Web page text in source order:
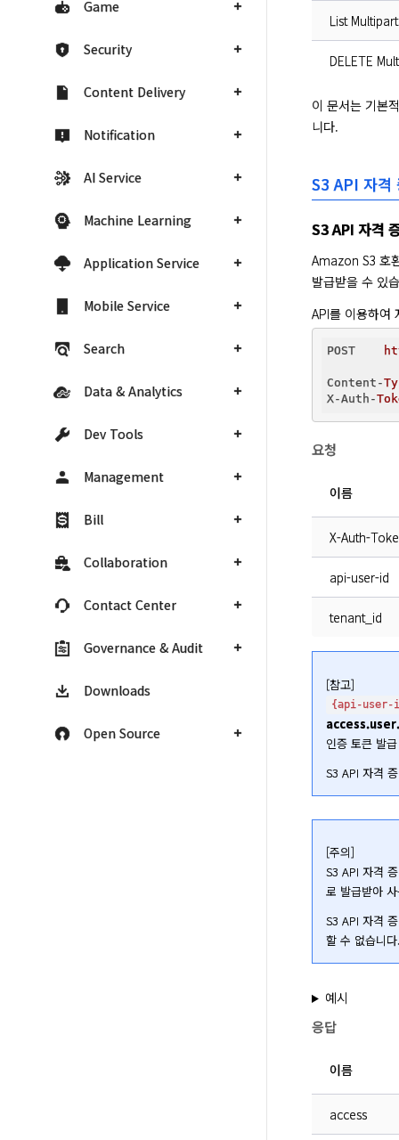
Game
Security
Content Delivery
Notification
AI Service
Machine Learning
Application Service
Mobile Service
Search
Data & Analytics
Dev Tools
Management
Bill
Collaboration
Contact Center
Governance & Audit
Downloads
Open Source
List
DELETE
이 문서는 기본
니다.
S3 API 자
S3 API 자격
Amazon S3 호
발급받을 수 있
API를 이용하여
POST
Content-
X-Auth-
요청
이름
X-Auth-
api-user-id
tenant_id
{api-user-
인증 토큰 발
S3 API 자격
[주의]
S3 API 자격
로 발급받아
S3 API 자격
할 수 없습니다.
예시
응답
이름
access